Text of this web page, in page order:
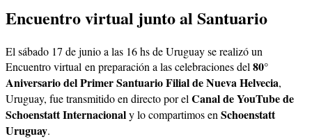
Encuentro virtual junto al Santuario
El sábado 17 de junio a las 16 hs de Uruguayse realizó un
Encuentro virtual en preparación a las celebraciones del 80°
Aniversario del Primer Santuario Filial de Nueva Helvecia,
Uruguay, fue transmitido en directo por el Canal de YouTube de
Schoenstatt Internacionaly lo compartimos en Schoenstatt
Uruguay.